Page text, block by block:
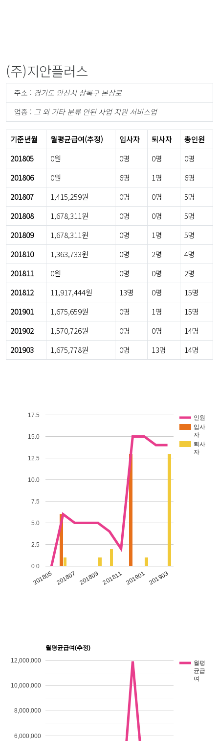
(주)지안플러스
주소 : 경기도 안산시 상록구 본삼로
업종 : 그 외 기타 분류 안된 사업 지원 서비스업
기준년월 월평균급여(추정) 입사자 퇴사자
총인원
201805
0원 0명 0명
0명
201806
0원 6명 1명
6명
201807
1,415,259원 0명 0명
5명
201808
1,678,311원 0명 0명
5명
201809
1,678,311원 0명 1명
5명
201810
1,363,733원 0명 2명
4명
201811
0원 0명 0명
2명
201812
11,917,444원 13명 0명
15명
201901
1,675,659원 0명 1명
15명
201902
1,570,726원 0명 0명
14명
201903
1,675,778원 0명 13명 14명
인원
입사
자
퇴사
자
201805 201807 201809 201811 201901 201903
0.0
2.5
5.0
7.5
10.0
12.5
15.0
17.5
월평균급여(추정)
월평
균급
여
6,000,000
8,000,000
10,000,000
12,000,000